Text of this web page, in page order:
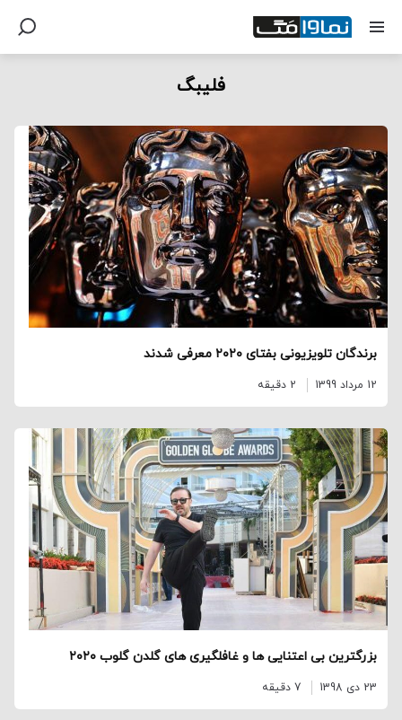
فلیبگ
برندگان تلویزیونی بفتای ۲۰۲۰ معرفی شدند
12 مرداد 1399 2 دقیقه
بزرگترین بی اعتنایی ها و غافلگیری های گلدن گلوب ۲۰۲۰
23 دی 1398 7 دقیقه